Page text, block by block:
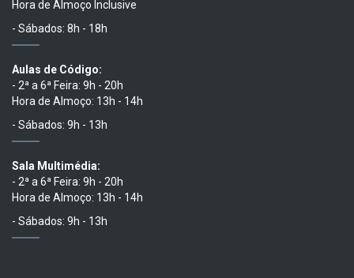
Hora de Almoço Inclusive
- Sábados: 8h - 18h
Aulas de Código:
- 2ª a 6ª Feira: 9h - 20h
Hora de Almoço: 13h - 14h
- Sábados: 9h - 13h
Sala Multimédia:
- 2ª a 6ª Feira: 9h - 20h
Hora de Almoço: 13h - 14h
- Sábados: 9h - 13h